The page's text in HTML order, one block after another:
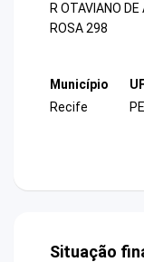
R OTAVIANO
ROSA 298
Município
Recife
PE
Situação